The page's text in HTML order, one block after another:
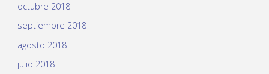
octubre 2018
septiembre 2018
agosto 2018
julio 2018